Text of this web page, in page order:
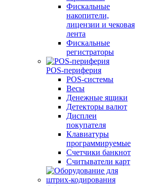
Фискальные
накопители,
лицензии и чековая
лента
Фискальные
регистраторы
POS-периферия
POS-системы
Весы
Денежные ящики
Детекторы валют
Дисплеи
покупателя
Клавиатуры
программируемые
Счетчики банкнот
Считыватели карт